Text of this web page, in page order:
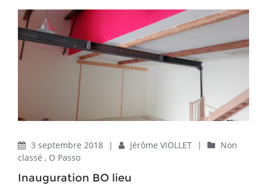
3 septembre 2018 | Jérôme VIOLLET |
Non
classé , O Passo
Inauguration BO lieu